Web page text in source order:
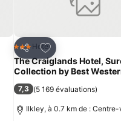
Partager
Ajouter à mes
3 ÉtoilesHotel
The Craiglands Hotel,
Collection by Best
7,3 (5 169 évaluations)
Ilkley, à 0.7 km de :